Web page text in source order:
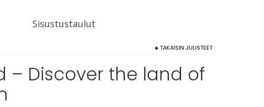
Sisustustaulut
TAKAISIN JULISTEET
– Discover the land of